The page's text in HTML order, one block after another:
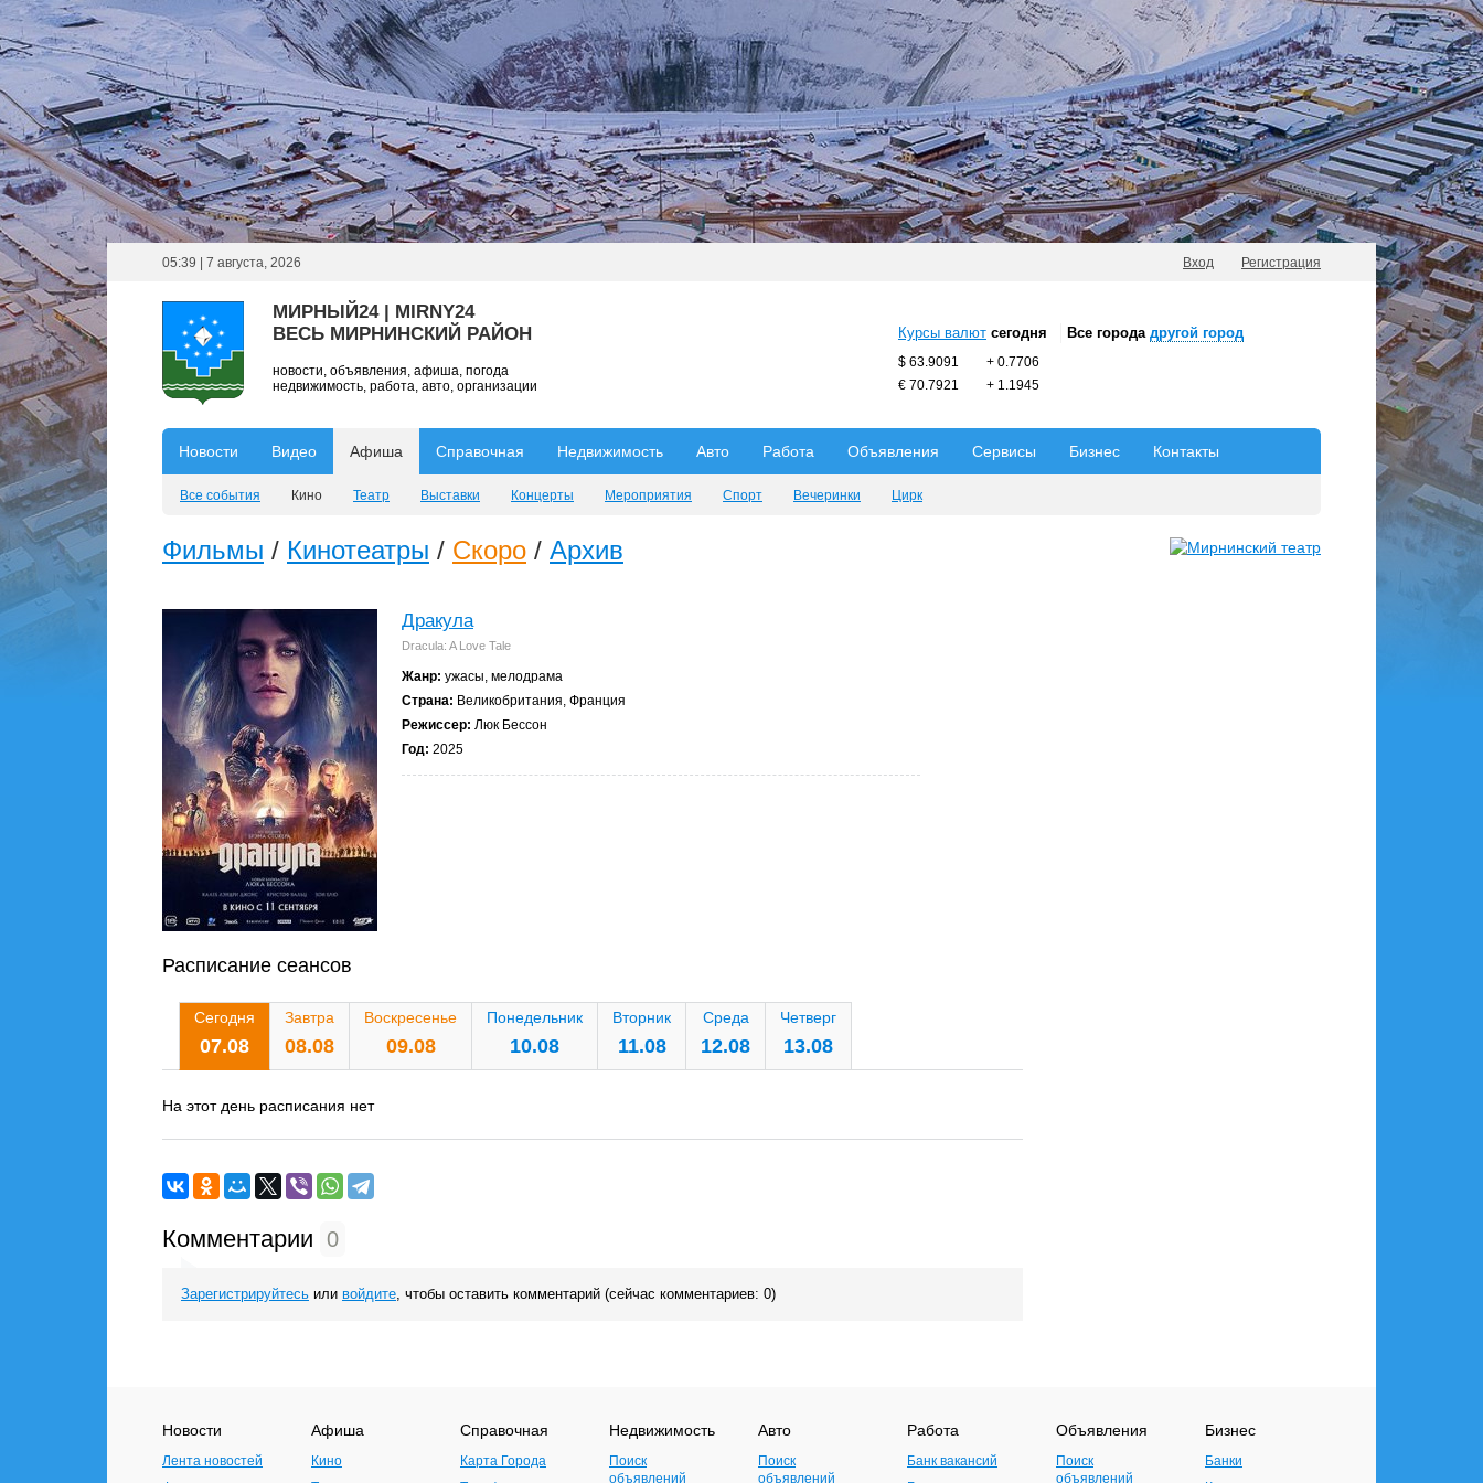
05:39 | 7 августа, 2026 Вход Регистрация
МИРНЫЙ24 | MIRNY24
ВЕСЬ МИРНИНСКИЙ РАЙОН
новости, объявления, афиша, погода
недвижимость, работа, авто, организации
Все города другой город
Курсы валют сегодня
$ 63.9091 + 0.7706
€ 70.7921
+ 1.1945
Новости Видео Афиша Справочная Недвижимость Авто Работа Объявления Сервисы Бизнес Контакты
Все события Кино Театр Выставки Концерты Мероприятия Спорт Вечеринки Цирк
Фильмы / Кинотеатры / Скоро / Архив
Дракула
Dracula: A Love Tale
Жанр: ужасы, мелодрама
Страна: Великобритания, Франция
Режиссер: Люк Бессон
Год: 2025
Расписание сеансов
Сегодня
07.08
Завтра
08.08
Воскресенье
09.08
Понедельник
10.08
Вторник
11.08
Среда
12.08
Четверг
13.08
На этот день расписания нет
Комментарии 0
Зарегистрируйтесь или войдите, чтобы оставить комментарий (сейчас комментариев: 0)
Новости
Лента новостей
Афиша
Кино
Справочная
Карта Города
Недвижимость
Поиск
объявлений
Авто
Поиск
объявлений
Работа
Банк вакансий
Объявления
Поиск
объявлений
Бизнес
Банки